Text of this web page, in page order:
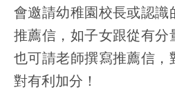
會邀請幼稚園校長或認
推薦信，如子女跟從有分
也可請老師撰寫推薦信
對有利加分！